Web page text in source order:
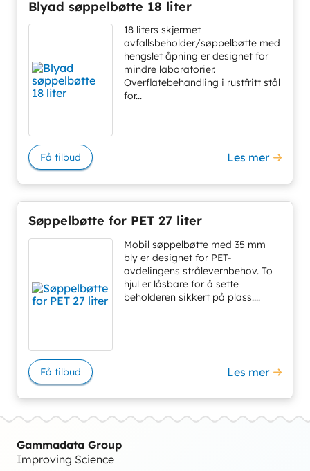
Blyad søppelbøtte 18 liter
18 liters skjermet
avfallsbeholder/søppelbøtte med
hengslet åpning er designet for
mindre laboratorier.
Overflatebehandling i rustfritt stål
for...
Få tilbud Les mer
Søppelbøtte for PET 27 liter
Mobil søppelbøtte med 35 mm
bly er designet for PET-
avdelingens strålevernbehov. To
hjul er låsbare for å sette
beholderen sikkert på plass....
Få tilbud Les mer
Gammadata Group
Improving Science